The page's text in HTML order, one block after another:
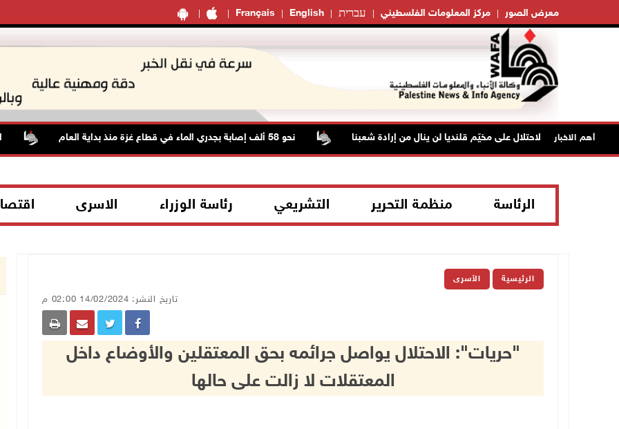
Français English עברית مركز المعلومات الفلسطيني معرض الصور
أهم الاخبار
"فتح": عدوان الاحتلال على مخيّم قلنديا لن ينال من إرادة شعبنا
الرئاسة منظمة التحرير التشريعي رئاسة الوزراء الاسرى
الرئيسية الأسرى
تاريخ النشر: 14/02/2024 02:00 م
"حريات": الاحتلال يواصل جرائمه بحق المعتقلين والأوضاع داخل
المعتقلات لا زالت على حالها